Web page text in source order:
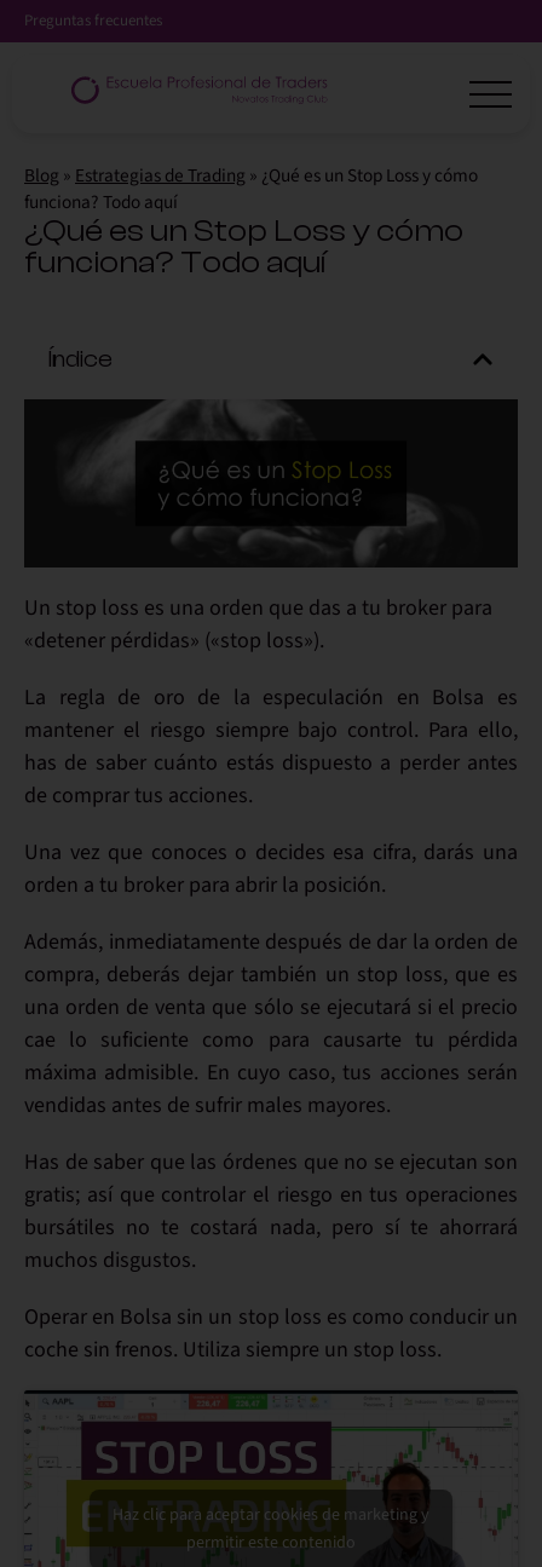
Preguntas frecuentes
Blog » Estrategias de Trading » ¿Qué es un Stop Loss y cómo
funciona? Todo aquí
¿Qué es un Stop Loss y cómo
funciona? Todo aquí
Índice
Un stop loss es una orden que das a tu broker para
«detener pérdidas» («stop loss»).
La regla de oro de la especulación en Bolsa es
mantener el riesgo siempre bajo control. Para ello,
has de saber cuánto estás dispuesto a perderantes
de comprar tus acciones.
Una vez que conoces o decides esa cifra, darás una
orden a tu broker para abrir la posición.
Además, inmediatamente después de dar la orden de
compra, deberás dejar también un stop loss, que es
una orden de venta que sólo se ejecutará si el precio
cae lo suficiente como para causarte tu pérdida
máxima admisible. En cuyo caso, tus acciones serán
vendidas antes de sufrir males mayores.
Has de saber que las órdenes que no se ejecutan son
gratis; así que controlar el riesgo en tus operaciones
bursátiles no te costará nada, pero sí te ahorrará
muchos disgustos.
Operar en Bolsa sin un stop loss es como conducir un
coche sin frenos. Utiliza siempre un stop loss.
Haz clic para aceptar cookies de marketing y
permitir este contenido